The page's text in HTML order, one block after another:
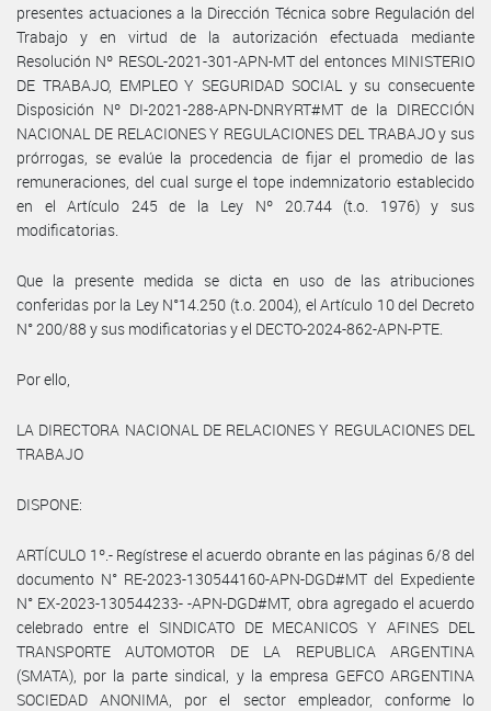
presentes actuaciones a la Dirección Técnica sobre Regulación del
Trabajo y en virtud de la autorización efectuada mediante
Resolución Nº RESOL-2021-301-APN-MT del entonces MINISTERIO
DE TRABAJO, EMPLEO Y SEGURIDAD SOCIAL y su consecuente
Disposición Nº DI-2021-288-APN-DNRYRT#MT de la DIRECCIÓN
NACIONAL DE RELACIONES Y REGULACIONES DEL TRABAJO y sus
prórrogas, se evalúe la procedencia de fijar el promedio de las
remuneraciones, del cual surge el tope indemnizatorio establecido
en el Artículo 245 de la Ley Nº 20.744 (t.o. 1976) y sus
modificatorias.
Que la presente medida se dicta en uso de las atribuciones
conferidas por la Ley N°14.250 (t.o. 2004), el Artículo 10 del Decreto
N° 200/88 y sus modificatorias y el DECTO-2024-862-APN-PTE.
Por ello,
LA DIRECTORA NACIONAL DE RELACIONES Y REGULACIONES DEL
TRABAJO
DISPONE:
ARTÍCULO 1º.- Regístrese el acuerdo obrante en las páginas 6/8 del
documento N° RE-2023-130544160-APN-DGD#MT del Expediente
N° EX-2023-130544233- -APN-DGD#MT, obra agregado el acuerdo
celebrado entre el SINDICATO DE MECANICOS Y AFINES DEL
TRANSPORTE AUTOMOTOR DE LA REPUBLICA ARGENTINA
(SMATA), por la parte sindical, y la empresa GEFCO ARGENTINA
SOCIEDAD ANONIMA, por el sector empleador, conforme lo